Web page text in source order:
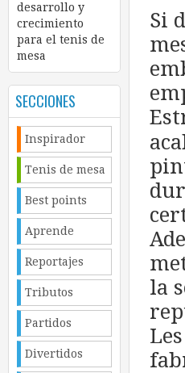
desarrollo y
crecimiento
para el tenis de
mesa
SECCIONES
Inspirador
Tenis de mesa
Best points
Aprende
Reportajes
Tributos
Partidos
Divertidos
Si
la